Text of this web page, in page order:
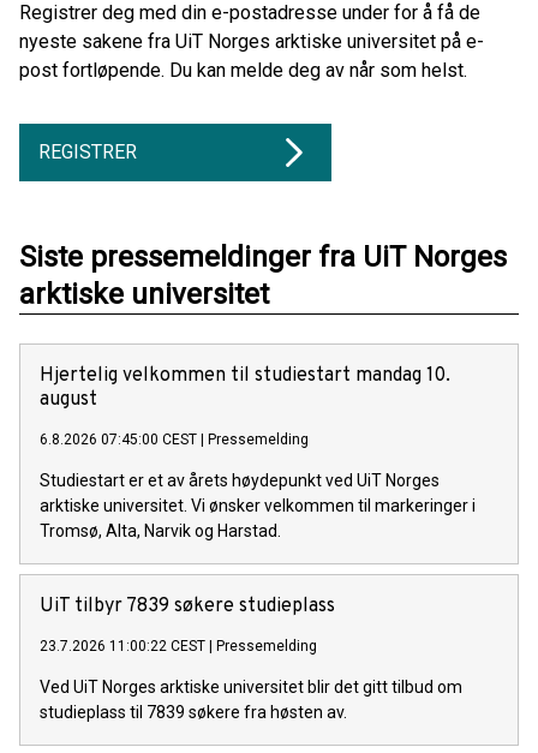
Registrer deg med din e-postadresse under for å få de
nyeste sakene fra UiT Norges arktiske universitet på e-
post fortløpende. Du kan melde deg av når som helst.
REGISTRER
Siste pressemeldinger fra UiT Norges
arktiske universitet
Hjertelig velkommen til studiestart mandag 10.
august
6.8.2026 07:45:00 CEST Pressemelding
Studiestart er et av årets høydepunkt ved UiT Norges
arktiske universitet. Vi ønsker velkommen til markeringer i
Tromsø, Alta, Narvik og Harstad.
UiT tilbyr 7839 søkere studieplass
23.7.2026 11:00:22 CEST Pressemelding
Ved UiT Norges arktiske universitet blir det gitt tilbud om
studieplass til 7839 søkere fra høsten av.